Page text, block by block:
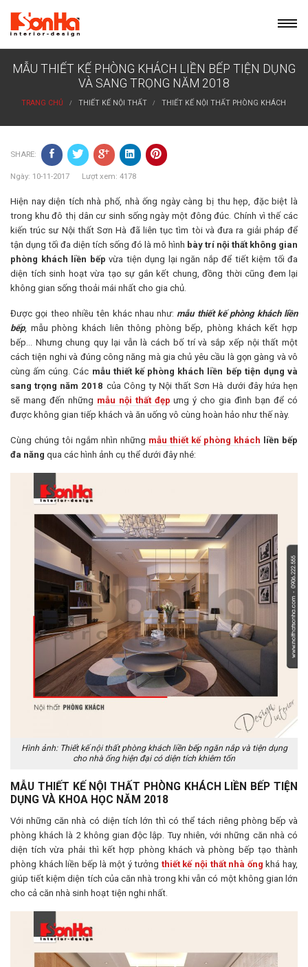
content
MẪU THIẾT KẾ PHÒNG KHÁCH LIỀN BẾP TIỆN DỤNG
VÀ SANG TRỌNG NĂM 2018
TRANG CHỦ THIẾT KẾ NỘI THẤT THIẾT KẾ NỘI THẤT PHÒNG KHÁCH
SHARE:
Ngày: 10-11-2017 Lượt xem: 4178
Hiện nay diện tích nhà phố, nhà ống ngày càng bị thu hẹp, đặc biệt là
trong khu đô thị dân cư sinh sống ngày một đông đúc. Chính vì thế các
kiến trúc sư Nội thất Sơn Hà đã liên tục tìm tòi và đưa ra giải pháp để
tận dụng tối đa diện tích sống đó là mô hình bày trí nội thất không gian
phòng khách liền bếp vừa tiện dụng lại ngăn nắp để tiết kiệm tối đa
diện tích sinh hoạt vừa tạo sự gắn kết chung, đồng thời cũng đem lại
không gian sống thoải mái nhất cho gia chủ.
Được gọi theo nhiều tên khác nhau như:mẫu thiết kế phòng khách liền
bếp, mẫu phòng khách liên thông phòng bếp, phòng khách kết hợp
bếp… Nhưng chung quy lại vẫn là cách bố trí và sắp xếp nội thất một
cách tiện nghi và đúng công năng mà gia chủ yêu cầu là gọn gàng và vô
cùng ấm cúng. Các mẫu thiết kế phòng khách liền bếp tiện dụng và
sang trọng năm 2018 của Công ty Nội thất Sơn Hà dưới đây hứa hẹn
sẽ mang đến những mẫu nội thất đẹp ưng ý cho gia đình bạn để có
được không gian tiếp khách và ăn uống vô cùng hoàn hảo như thế này.
Cùng chúng tôi ngắm nhìn những mẫu thiết kế phòng khách liền bếp
đa năng qua các hình ảnh cụ thể dưới đây nhé:
Hình ảnh: Thiết kế nội thất phòng khách liền bếp ngăn nắp và tiện dụng
cho nhà ống hiện đại có diện tích khiêm tốn
MẪU THIẾT KẾ NỘI THẤT PHÒNG KHÁCH LIỀN BẾP TIỆN
DỤNG VÀ KHOA HỌC NĂM 2018
Với những căn nhà có diện tích lớn thì có thể tách riêng phòng bếp và
phòng khách là 2 không gian độc lập. Tuy nhiên, với những căn nhà có
diện tích vừa phải thì kết hợp phòng khách và phòng bếp tạo thành
phòng khách liền bếp là một ý tưởng thiết kế nội thất nhà ống khá hay,
giúp tiết kiệm diện tích của căn nhà trong khi vẫn có một không gian lớn
cho cả căn nhà sinh hoạt tiện nghi nhất.